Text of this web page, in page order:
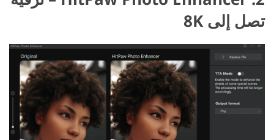
تصل إلى 8K